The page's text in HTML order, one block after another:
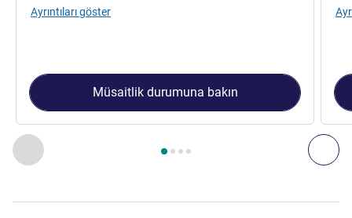
Önceki - Oda
Sayfa , Oda 1 : SUPERIOR ROOM, One King Size Bed ,
Ayrıntıları göster
Müsaitlik durumuna bakın